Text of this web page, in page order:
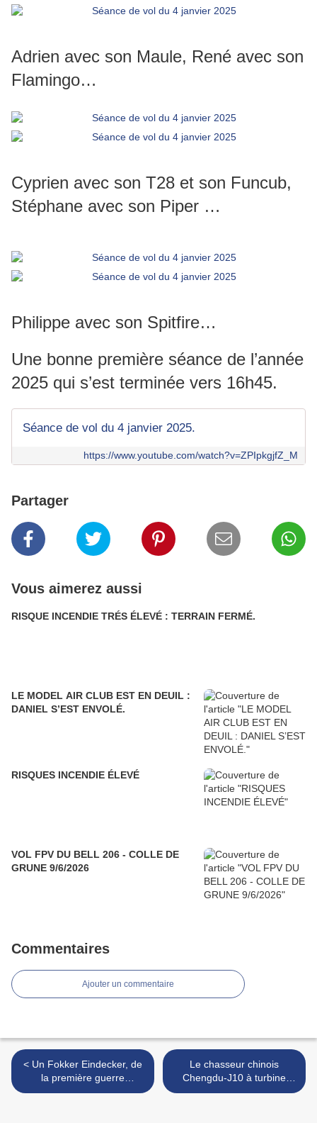
Adrien avec son Maule, René avec son
Flamingo…
Cyprien avec son T28 et son Funcub,
Stéphane avec son Piper …
Philippe avec son Spitfire…
Une bonne première séance de l’année
2025 qui s’est terminée vers 16h45.
Séance de vol du 4 janvier 2025.
https://www.youtube.com/watch?v=ZPIpkgjfZ_M
Partager
Vous aimerez aussi
RISQUE INCENDIE TRÉS ÉLEVÉ : TERRAIN FERMÉ.
LE MODEL AIR CLUB EST EN DEUIL :
DANIEL S’EST ENVOLÉ.
RISQUES INCENDIE ÉLEVÉ
VOL FPV DU BELL 206 - COLLE DE
GRUNE 9/6/2026
Commentaires
Ajouter un commentaire
< Un Fokker Eindecker, de
la première guerre
mondiale
Le chasseur chinois
Chengdu-J10 à turbine
orientable. >